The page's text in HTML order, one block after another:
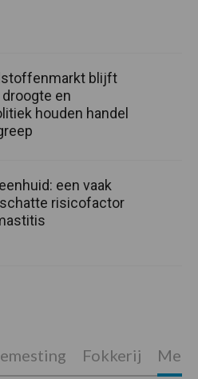
blijft
droogte en
houden handel
een vaak
risicofactor
Fokkerij